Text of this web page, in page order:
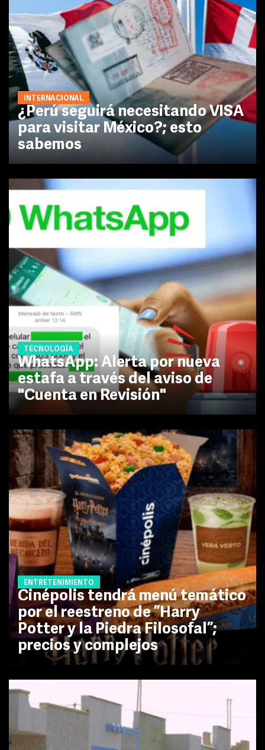
INTERNACIONAL
¿Perú seguirá necesitando VISA
para visitar México?; esto
sabemos
TECNOLOGÍA
WhatsApp: Alerta por nueva
estafa a través del aviso de
"Cuenta en Revisión"
ENTRETENIMIENTO
Cinépolis tendrá menú temático
por el reestreno de ”Harry
Potter y la Piedra Filosofal”;
precios y complejos